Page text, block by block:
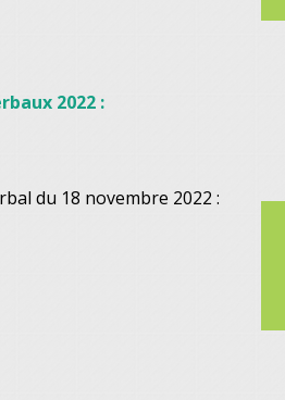
2022 :
du 18 novembre 2022 :